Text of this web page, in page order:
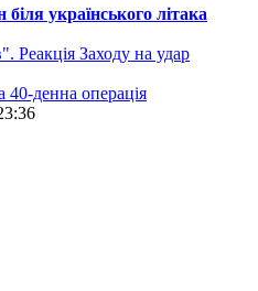
українського літака
Реакція Заходу на удар
40-денна операція